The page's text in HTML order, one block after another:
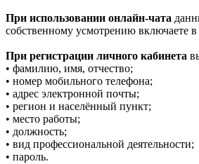
При использовании онлайн-чата
собственному усмотрению включаете в
При регистрации личного кабинета
• фамилию, имя, отчество;
• номер мобильного телефона;
• адрес электронной почты;
• регион и населённый пункт;
• место работы;
• должность;
• вид профессиональной деятельности;
• пароль.